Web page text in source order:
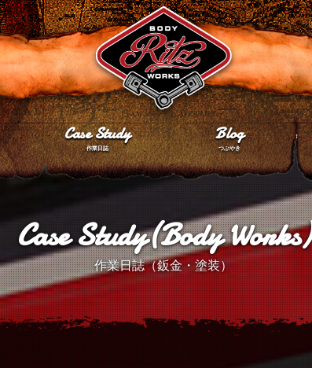
Case Study
作業日誌
Blog
つぶやき
Case Study(Body Works)
作業日誌（鈑金・塗装）